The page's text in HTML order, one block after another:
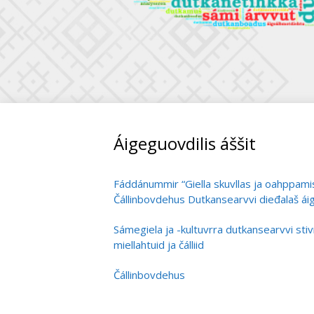
Áigeguovdilis áššit
Fáddánummir “Giella skuvllas ja
Čállinbovdehus Dutkansearvvi dieđalaš
giellaoahpahusa dutkamis
Sámegiela ja -kultuvrra dutkansearvvi
miellahtuid ja čálliid
Čállinbovdehus